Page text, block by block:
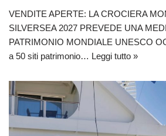
VENDITE APERTE: LA CROCIERA
SILVERSEA 2027 PREVEDE UNA
PATRIMONIO MONDIALE UNESCO
a 50 siti patrimonio… Leggi tutto »